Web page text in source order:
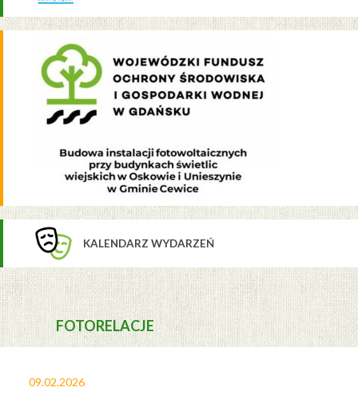
KALENDARZ WYDARZEŃ
FOTORELACJE
09.02.2026